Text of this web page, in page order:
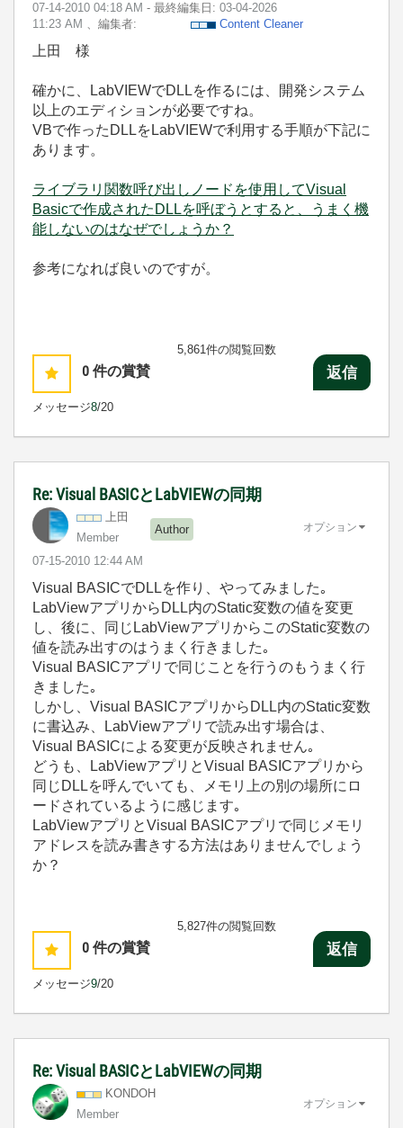
‎07-14-2010 04:18 AM - 最終編集日: ‎03-04-2026
11:23 AM 、編集者: Content Cleaner
上田 様
確かに、LabVIEWでDLLを作るには、開発システム
以上のエディションが必要ですね。
VBで作ったDLLをLabVIEWで利用する手順が下記に
あります。
ライブラリ関数呼び出しノードを使用してVisual
Basicで作成されたDLLを呼ぼうとすると、うまく機
能しないのはなぜでしょうか？
参考になれば良いのですが。
0 件の賞賛
メッセージ8/20
5,861件の閲覧回数
返信
Re: Visual BASICとLabVIEWの同期
上田
Member
Author
‎07-15-2010 12:44 AM
オプション
Visual BASICでDLLを作り、やってみました｡
LabViewアプリからDLL内のStatic変数の値を変更
し、後に、同じLabViewアプリからこのStatic変数の
値を読み出すのはうまく行きました｡
Visual BASICアプリで同じことを行うのもうまく行
きました｡
しかし、Visual BASICアプリからDLL内のStatic変数
に書込み、LabViewアプリで読み出す場合は、
Visual BASICによる変更が反映されません｡
どうも、LabViewアプリとVisual BASICアプリから
同じDLLを呼んでいても、メモリ上の別の場所にロ
ードされているように感じます｡
LabViewアプリとVisual BASICアプリで同じメモリ
アドレスを読み書きする方法はありませんでしょう
か？
0 件の賞賛
メッセージ9/20
5,827件の閲覧回数
返信
Re: Visual BASICとLabVIEWの同期
KONDOH
Member
オプション